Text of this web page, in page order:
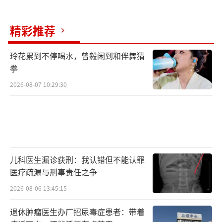
精彩推荐
玲花累到不停喝水，曾毅闲到和伴舞猜
拳
2026-08-07 10:29:30
儿科医生漏诊获刑：我认错但不能认罪
医疗疏漏与刑事责任之争
2026-08-06 13:45:15
退休肿瘤医生办厂招尿毒症患者：带着